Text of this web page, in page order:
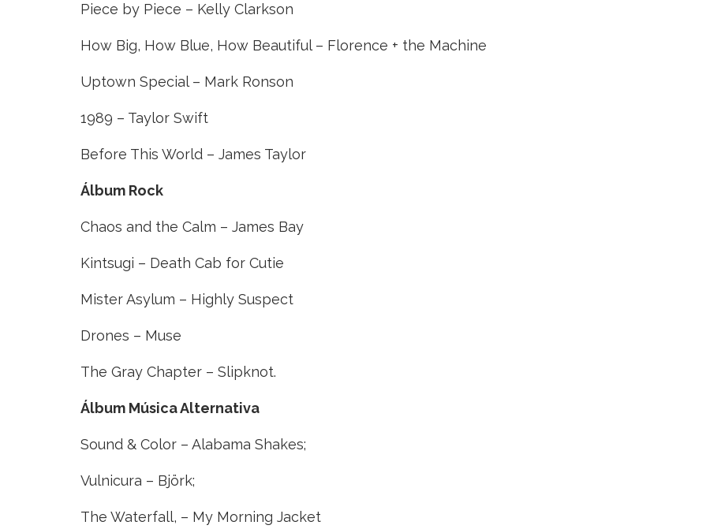
Piece by Piece – Kelly Clarkson
How Big, How Blue, How Beautiful – Florence + the Machine
Uptown Special – Mark Ronson
1989 – Taylor Swift
Before This World – James Taylor
Álbum Rock
Chaos and the Calm – James Bay
Kintsugi – Death Cab for Cutie
Mister Asylum – Highly Suspect
Drones – Muse
The Gray Chapter – Slipknot.
Álbum Música Alternativa
Sound & Color – Alabama Shakes;
Vulnicura – Björk;
The Waterfall, – My Morning Jacket